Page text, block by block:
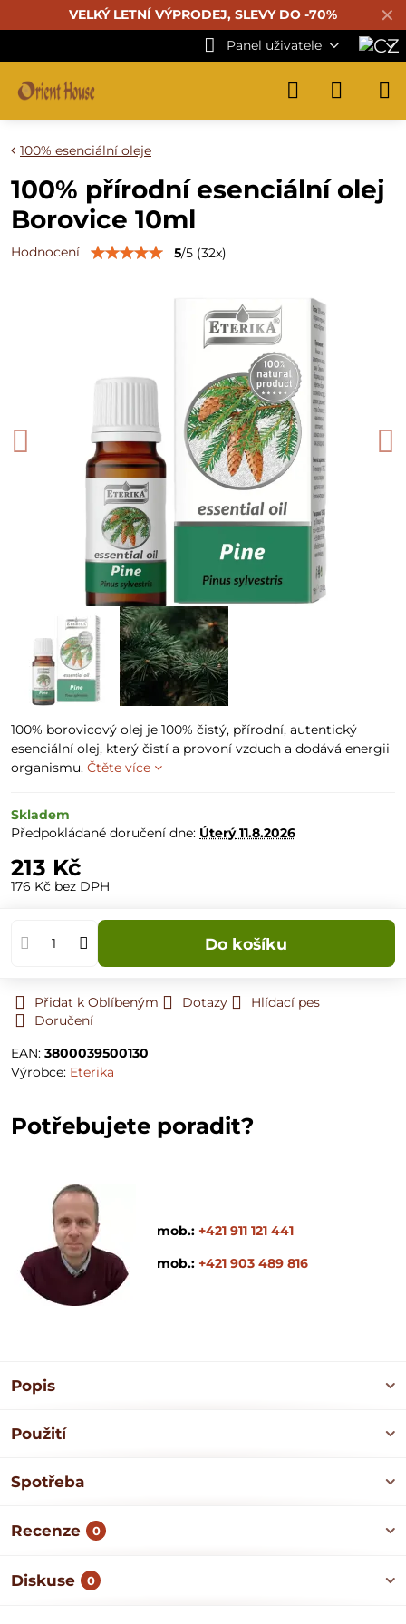
✕
VELKÝ LETNÍ VÝPRODEJ, SLEVY DO -70%
Panel uživatele
100% esenciální oleje
100% přírodní esenciální olej
Borovice 10ml
Hodnocení 5/5 (32x)
100% borovicový olej je 100% čistý, přírodní, autentický
esenciální olej, který čistí a provoní vzduch a dodává energii
organismu. Čtěte více
Skladem
Předpokládané doručení dne: Úterý11.8.2026
213 Kč
176 Kč bez DPH
Do košíku
Přidat k Oblíbeným Dotazy
Hlídací pes
Doručení
EAN: 3800039500130
Výrobce: Eterika
Potřebujete poradit?
mob.: +421 911 121 441
mob.: +421 903 489 816
Popis
Použití
Spotřeba
Recenze 0
Diskuse 0